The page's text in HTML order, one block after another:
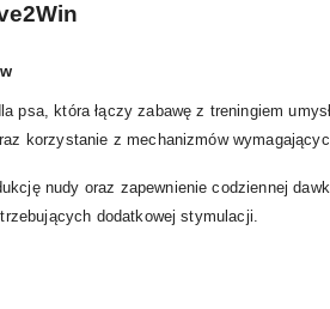
psa, która łączy zabawę z treningiem
korzystanie z mechanizmów
nudy oraz zapewnienie codziennej
dodatkowej stymulacji.